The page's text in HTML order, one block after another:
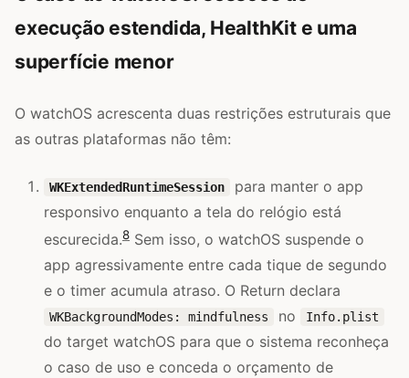
execução estendida, HealthKit e uma
superfície menor
O watchOS acrescenta duas restrições estruturais que
as outras plataformas não têm:
WKExtendedRuntimeSession
para manter o app
responsivo enquanto a tela do relógio está
escurecida.8 Sem isso, o watchOS suspende o
app agressivamente entre cada tique de segundo
e o timer acumula atraso. O Return declara
WKBackgroundModes: mindfulness no Info.plist
do target watchOS para que o sistema reconheça
o caso de uso e conceda o orçamento de